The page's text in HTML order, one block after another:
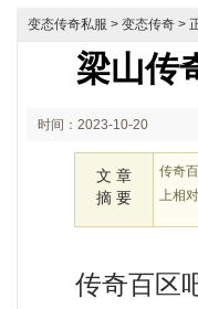
变态传奇私服 > 变态传奇 >
梁山传
时间：2023-10-20
文 章
摘 要
传奇
上相
传奇百区